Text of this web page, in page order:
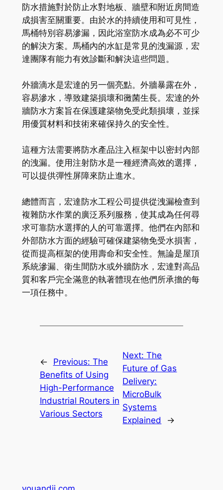
防水措施對於防止水對地板、牆壁和附近房間造
成損害至關重要。由於水的持續使用和可見性，
馬桶特別容易滲漏，因此浴室防水成為必不可少
的解決方案。馬桶內的水缸是常見的洩漏源，宏
達團隊有能力有效診斷和解決這些問題。
外牆滴水是宏達的另一個亮點。外牆暴露在外，
容易滲水，導致建築損壞和黴菌生長。宏達的外
牆防水方案旨在保護建築物免受此類損壞，並採
用優質材料和技術來確保持久的安全性。
這種方法需要將防水產品注入框架中以密封內部
的洩漏。使用注射防水是一種經濟高效的選擇，
可以提供彈性屏障來防止進水。
總體而言，宏達防水工程公司提供從洩漏檢查到
複雜防水作業的廣泛系列服務，使其成為任何尋
求可靠防水選擇的人的可靠選擇。他們在內部和
外部防水方面的經驗可確保建築物免受水損害，
從而提高框架的使用壽命和安全性。無論是屋頂
系統滲漏、衛生間防水或外牆防水，宏達對高品
質和客戶完全滿意的執著體現在他們所承擔的每
一項任務中。
← Previous: The
Benefits of Using
High-Performance
Industrial Routers in
Various Sectors
Next:The
Future of Gas
Delivery:
MicroBulk
Systems
Explained
→